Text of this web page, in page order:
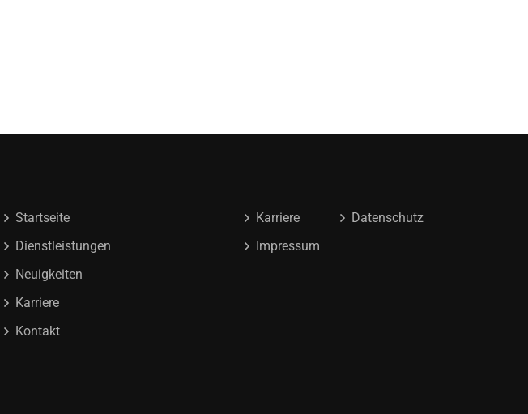
Startseite
Dienstleistungen
Neuigkeiten
Karriere
Kontakt
Karriere
Datenschutz
Impressum